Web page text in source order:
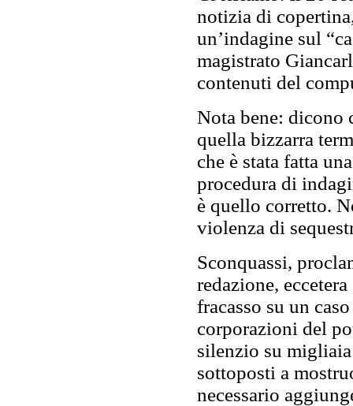
notizia di
un’indagine sul
magistrato
contenuti del
Nota bene: dicono
quella bizzarra
che è stata fatta
procedura di
è quello corretto.
violenza di
Sconquassi,
redazione,
fracasso su un
corporazioni del
silenzio su
sottoposti a
necessario